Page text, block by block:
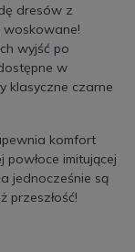
dresów z
woskowane!
wyjść po
w
klasyczne czarne
komfort
powłoce imitującej
jednocześnie są
przeszłość!